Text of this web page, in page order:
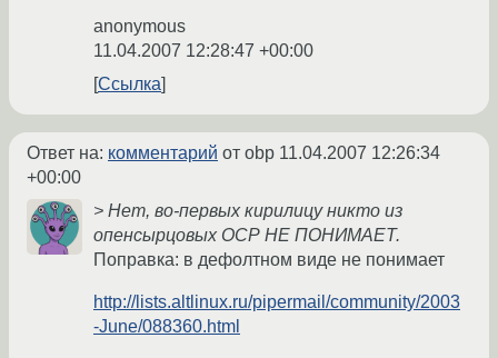
anonymous
11.04.2007 12:28:47 +00:00
Ссылка
Ответ на: комментарий от obp 11.04.2007 12:26:34
+00:00
> Нет, во-первых кирилицу никто из
опенсырцовых ОСР НЕ ПОНИМАЕТ.
Поправка: в дефолтном виде не понимает
http://lists.altlinux.ru/pipermail/community/2003
-June/088360.html